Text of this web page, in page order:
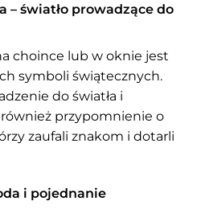
– światło prowadzące do
choince lub w oknie jest
symboli świątecznych.
do światła i
przypomnienie o
zaufali znakom i dotarli
i pojednanie